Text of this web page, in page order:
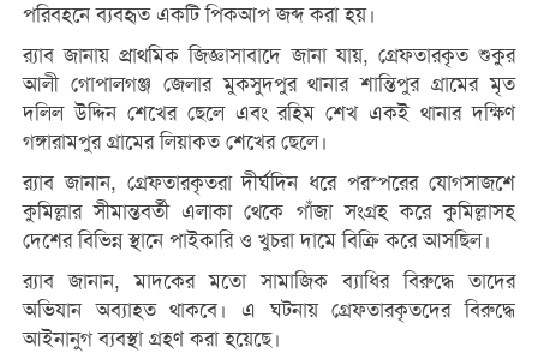
পরিবহনে ব্যবহৃত একটি পিকআপ জব্দ করা হয়।
র‍্যাব জানায় প্রাথমিক জিজ্ঞাসাবাদে জানা যায়, গ্রেফতারকৃত শুকুর
আলী গোপালগঞ্জ জেলার মুকসুদপুর থানার শান্তিপুর গ্রামের মৃত
দলিল উদ্দিন শেখের ছেলে এবং রহিম শেখ একই থানার দক্ষিণ
গঙ্গারামপুর গ্রামের লিয়াকত শেখের ছেলে।
র‍্যাব জানান, গ্রেফতারকৃতরা দীর্ঘদিন ধরে পরস্পরের যোগসাজশে
কুমিল্লার সীমান্তবর্তী এলাকা থেকে গাঁজা সংগ্রহ করে কুমিল্লাসহ
দেশের বিভিন্ন স্থানে পাইকারি ও খুচরা দামে বিক্রি করে আসছিল।
র‍্যাব জানান, মাদকের মতো সামাজিক ব্যাধির বিরুদ্ধে তাদের
অভিযান অব্যাহত থাকবে। এ ঘটনায় গ্রেফতারকৃতদের বিরুদ্ধে
আইনানুগ ব্যবস্থা গ্রহণ করা হয়েছে।